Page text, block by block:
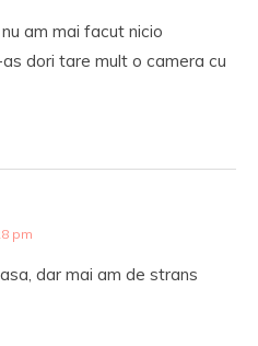
am mai facut nicio
dori tare mult o camera cu
pm
dar mai am de strans